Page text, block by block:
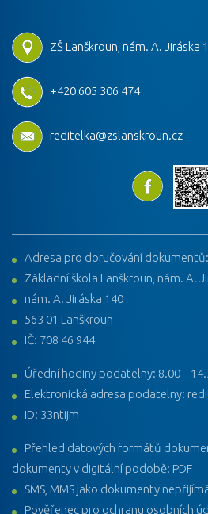
ZŠ Lanškroun, nám. A. Jiráska
+420 605 306 474
reditelka@zslanskroun.cz
Adresa pro doručování dokumentů:
Základní škola Lanškroun, nám. A.
nám. A. Jiráska 140
563 01 Lanškroun
IČ: 708 46 944
Úřední hodiny podatelny: 8.00 –
Elektronická adresa podatelny:
ID: 33ntijm
Přehled datových formátů
dokumenty v digitální podobě: PDF
SMS, MMS jako dokumenty
Pověřenec pro ochranu osobních